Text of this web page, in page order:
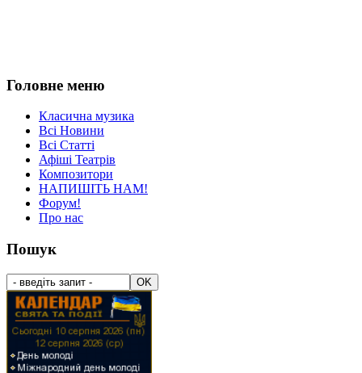
Головне меню
Класична музика
Всі Новини
Всі Статті
Афіші Театрів
Композитори
НАПИШІТЬ НАМ!
Форум!
Про нас
Пошук